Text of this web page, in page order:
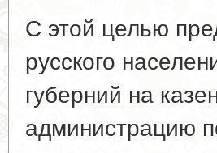
С этой целью
русского
губерний на
администрацию